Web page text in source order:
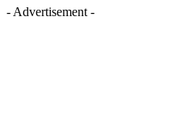
- Advertisement -